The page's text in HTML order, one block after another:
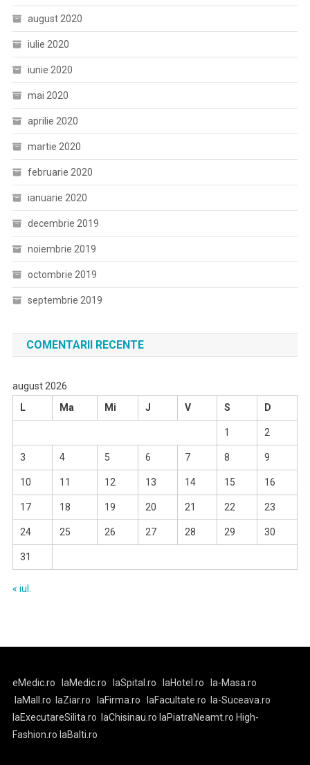
august 2020
iulie 2020
iunie 2020
mai 2020
aprilie 2020
martie 2020
februarie 2020
ianuarie 2020
decembrie 2019
noiembrie 2019
octombrie 2019
septembrie 2019
COMENTARII RECENTE
august 2026
L
Ma Mi J V S D
1 2
3 4 5 6 7 8 9
10 11 12 13 14 15 16
17 18 19 20 21 22 23
24 25 26 27 28 29 30
31
« iul.
eMedic.ro laMedic.ro laSpital.ro laHotel.ro
la-Masa.ro
laMall.ro
laZiar.ro laFirma.ro laFacultate.ro
la-Suceava.ro
laExecutareSilita.ro
laChisinau.ro laPiatraNeamt.ro High-
Fashion.ro laBalti.ro